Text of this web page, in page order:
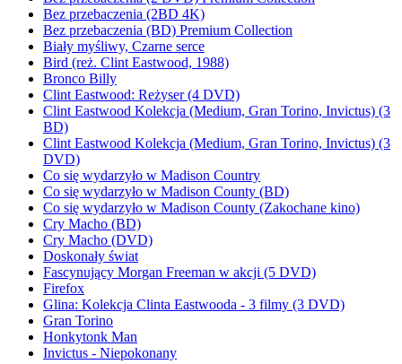
Bez przebaczenia (2BD 4K)
Bez przebaczenia (BD) Premium Collection
Biały myśliwy, Czarne serce
Bird (reż. Clint Eastwood, 1988)
Bronco Billy
Clint Eastwood: Reżyser (4 DVD)
Clint Eastwood Kolekcja (Medium, Gran Torino, Invictus) (3
BD)
Clint Eastwood Kolekcja (Medium, Gran Torino, Invictus) (3
DVD)
Co się wydarzyło w Madison Country
Co się wydarzyło w Madison County (BD)
Co się wydarzyło w Madison County (Zakochane kino)
Cry Macho (BD)
Cry Macho (DVD)
Doskonały świat
Fascynujący Morgan Freeman w akcji (5 DVD)
Firefox
Glina: Kolekcja Clinta Eastwooda - 3 filmy (3 DVD)
Gran Torino
Honkytonk Man
Invictus - Niepokonany